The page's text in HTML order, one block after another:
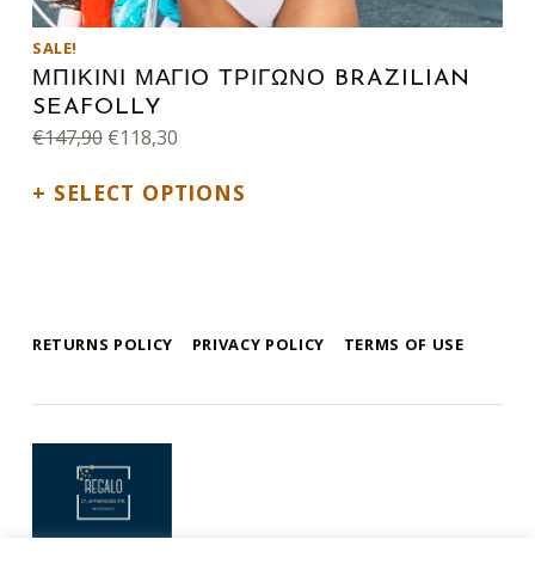
ΜΠΙΚΙΝΙ ΜΑΓΙΟ ΤΡΙΓΩΝΟ BRAZILIAN
SEAFOLLY
SALE!
€147,90 Original price was: €147,90.
€118,30
SELECT OPTIONS
RETURNS POLICY PRIVACY POLICY TERMS OF USE
mykonos e-shop
BY REGALO